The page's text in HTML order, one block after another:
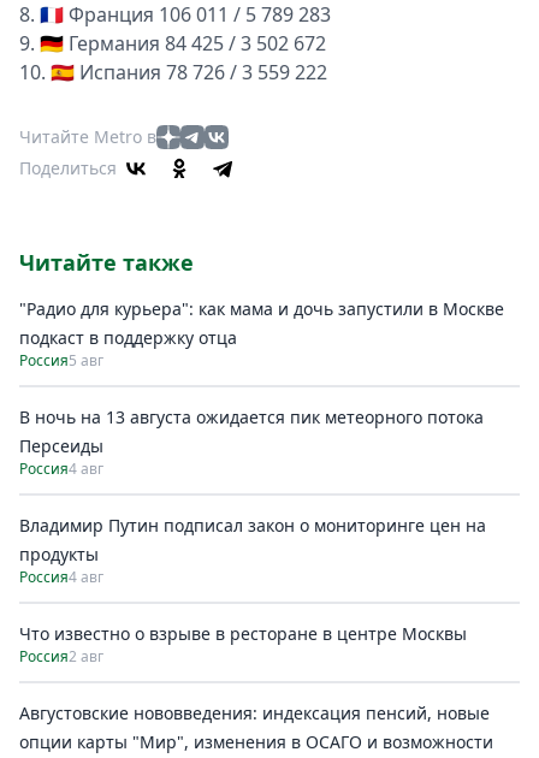
8. 🇫🇷 Франция 106 011 / 5 789 283
9. 🇩🇪 Германия 84 425 / 3 502 672
10. 🇪🇸 Испания 78 726 / 3 559 222
Читайте Metro в
Поделиться
Читайте также
"Радио для курьера": как мама и дочь запустили в Москве
подкаст в поддержку отца
Россия5 авг
В ночь на 13 августа ожидается пик метеорного потока
Персеиды
Россия4 авг
Владимир Путин подписал закон о мониторинге цен на
продукты
Россия4 авг
Что известно о взрыве в ресторане в центре Москвы
Россия2 авг
Августовские нововведения: индексация пенсий, новые
опции карты "Мир", изменения в ОСАГО и возможности